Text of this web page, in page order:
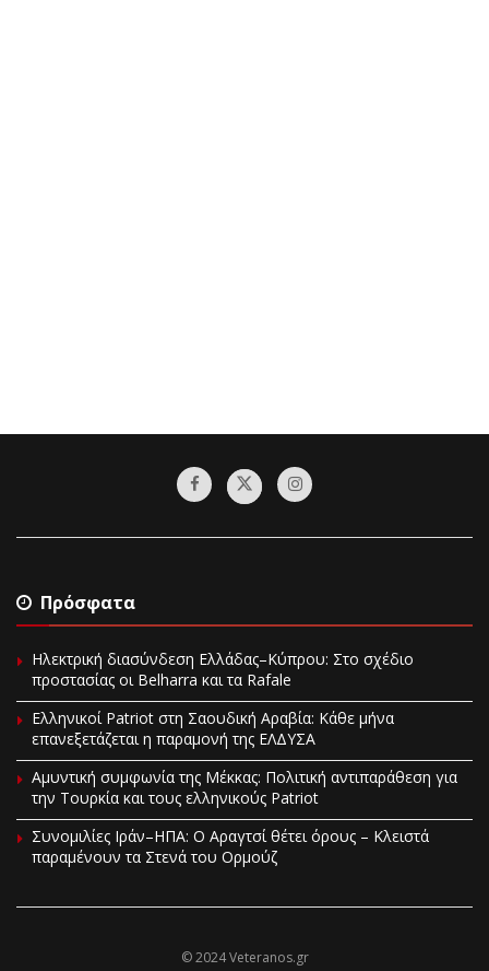
Πρόσφατα
Ηλεκτρική διασύνδεση Ελλάδας–Κύπρου: Στο σχέδιο
προστασίας οι Belharra και τα Rafale
Ελληνικοί Patriot στη Σαουδική Αραβία: Κάθε μήνα
επανεξετάζεται η παραμονή της ΕΛΔΥΣΑ
Αμυντική συμφωνία της Μέκκας: Πολιτική αντιπαράθεση για
την Τουρκία και τους ελληνικούς Patriot
Συνομιλίες Ιράν–ΗΠΑ: Ο Αραγτσί θέτει όρους – Κλειστά
παραμένουν τα Στενά του Ορμούζ
© 2024 Veteranos.gr